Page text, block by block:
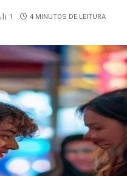
1 4 MINUTOS DE LEITURA